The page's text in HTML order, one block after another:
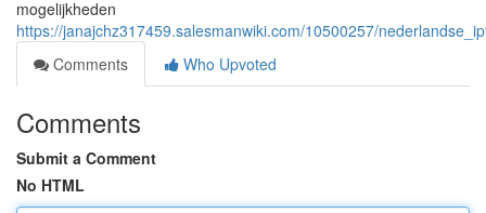
mogelijkheden
https://janajchz317459.salesmanwiki.com/10500257/
Comments
Who Upvoted
Comments
Submit a Comment
No HTML